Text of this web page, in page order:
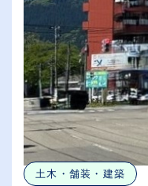
土木・舗装・建築